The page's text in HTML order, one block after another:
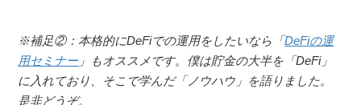
※補足②：本格的にDeFiでの運用をしたいなら「DeFiの運
用セミナー 」もオススメです。僕は貯金の大半を「DeFi」
に入れており、そこで学んだ「ノウハウ」を語りました。
是非どうぞ。